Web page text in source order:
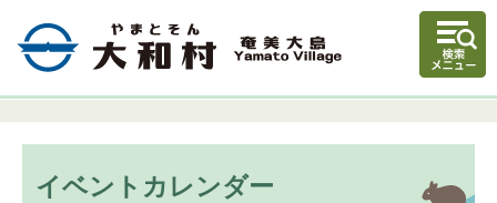
イベントカレンダー